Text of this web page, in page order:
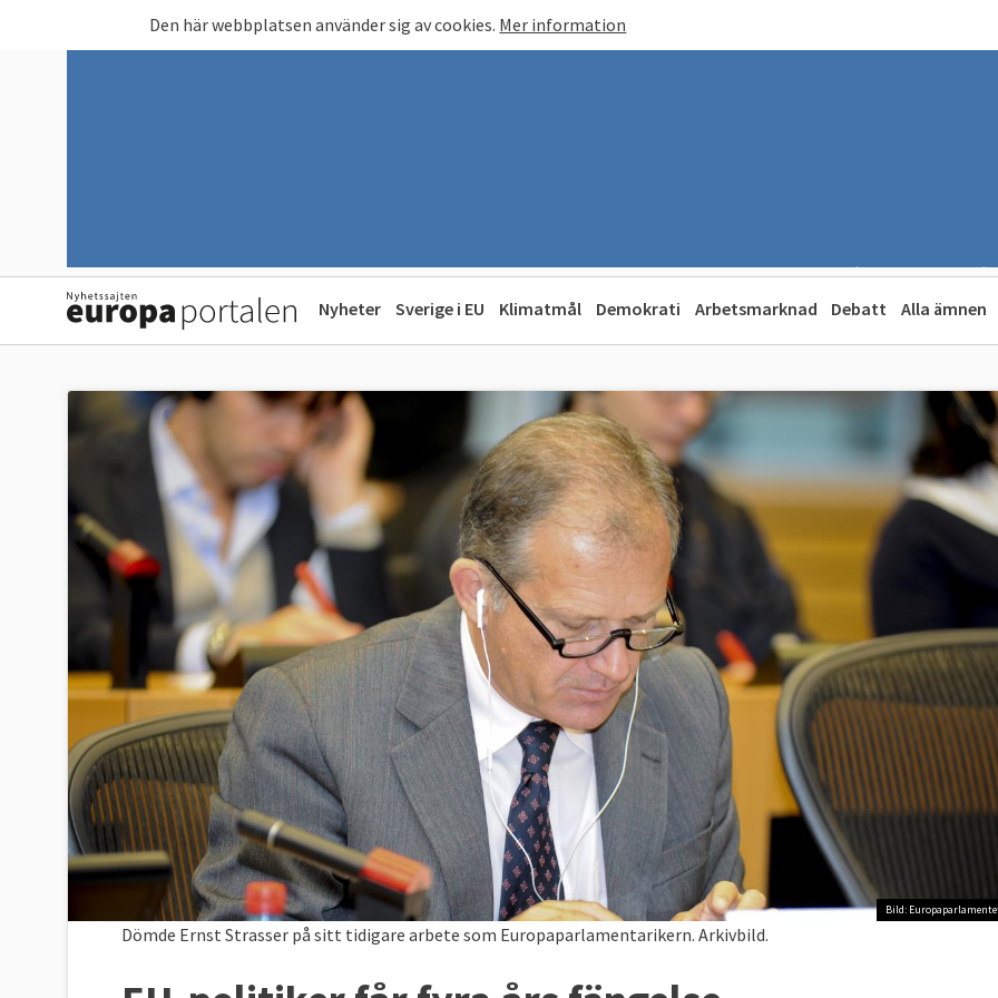
Den här webbplatsen använder sig av cookies. Mer information
Nyheter Sverige i EU Klimatmål Demokrati Arbetsmarknad Debatt Alla ämnen
Bild:
Dömde Ernst Strasser på sitt tidigare arbete som Europaparlamentarikern. Arkivbild.